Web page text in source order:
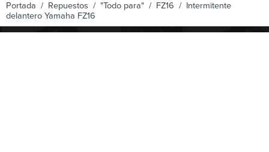
Portada / Repuestos / "Todo para" / FZ16 / Intermitente
delantero Yamaha FZ16